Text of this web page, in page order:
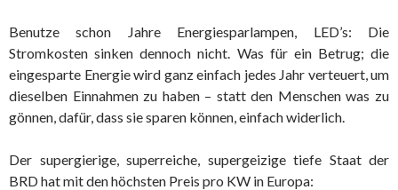
Benutze schon Jahre Energiesparlampen, LED’s: Die
Stromkosten sinken dennoch nicht. Was für ein Betrug; die
eingesparte Energie wird ganz einfach jedes Jahr verteuert, um
dieselben Einnahmen zu haben – statt den Menschen was zu
gönnen, dafür, dass sie sparen können, einfach widerlich.
Der supergierige, superreiche, supergeizige tiefe Staat der
BRD hat mit den höchsten Preis pro KW in Europa: